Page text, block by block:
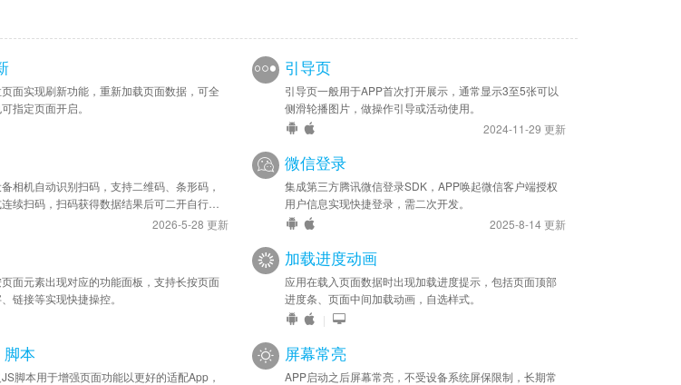
面实现刷新功能，重新加载页面数据，可全
指定页面开启。
引导页
引导页一般用于APP首次打开展示，通常显示3至5张可以
侧滑轮播图片，做操作引导或活动使用。
2024-11-29 更新
相机自动识别扫码，支持二维码、条形码，
续扫码，扫码获得数据结果后可二开自行处
2026-5-28 更新
微信登录
集成第三方腾讯微信登录SDK，APP唤起微信客户端授权
用户信息实现快捷登录，需二次开发。
2025-8-14 更新
面元素出现对应的功能面板，支持长按页面
链接等实现快捷操控。
加载进度动画
应用在载入页面数据时出现加载进度提示，包括页面顶部
进度条、页面中间加载动画，自选样式。
|
本
脚本用于增强页面功能以更好的适配App，
屏幕常亮
APP启动之后屏幕常亮，不受设备系统屏保限制，长期常